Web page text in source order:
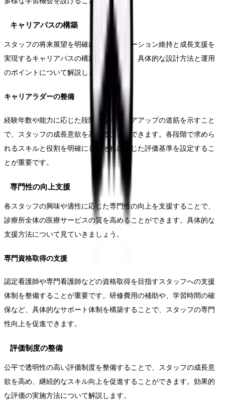
キャリアパスの構築
スタッフの将来展望を明確にし、モチベーション維持と成長支援を
実現するキャリアパスの構築が重要です。具体的な設計方法と運用
のポイントについて解説します。
キャリアラダーの整備
経験年数や能力に応じた段階的なキャリアアップの道筋を示すこと
で、スタッフの成長意欲を高めることができます。各段階で求めら
れるスキルと役割を明確にし、それに応じた評価基準を設定するこ
とが重要です。
専門性の向上支援
各スタッフの興味や適性に応じた専門性の向上を支援することで、
診療所全体の医療サービスの質を高めることができます。具体的な
支援方法について見ていきましょう。
専門資格取得の支援
認定看護師や専門看護師などの資格取得を目指すスタッフへの支援
体制を整備することが重要です。研修費用の補助や、学習時間の確
保など、具体的なサポート体制を構築することで、スタッフの専門
性向上を促進できます。
評価制度の整備
公平で透明性の高い評価制度を整備することで、スタッフの成長意
欲を高め、継続的なスキル向上を促進することができます。効果的
な評価の実施方法について解説します。